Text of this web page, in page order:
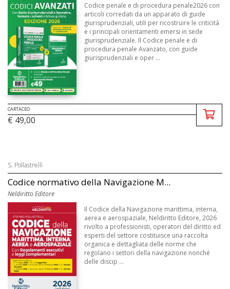
Codice penale e di procedura penale2026 con
articoli corredati da un apparato di guide
giurisprudenziali, utili per ricostruire le criticità
e i principali orientamenti emersi in sede
giurisprudenziale. Il Codice penale e di
procedura penale Avanzato, con guide
giurisprudenziali e oper ...
CARTACEO
€ 49,00
S. Pollastrelli
Codice normativo della Navigazione M...
Neldiritto Editore
Il Codice della Navigazione marittima, interna,
aerea e aerospaziale, Neldiritto Editore, 2026
rivolto a professionisti, operatori del diritto ed
esperti del settore costituisce una raccolta
organica e dettagliata delle norme che
regolano i settori della navigazione nonché
delle discip ...